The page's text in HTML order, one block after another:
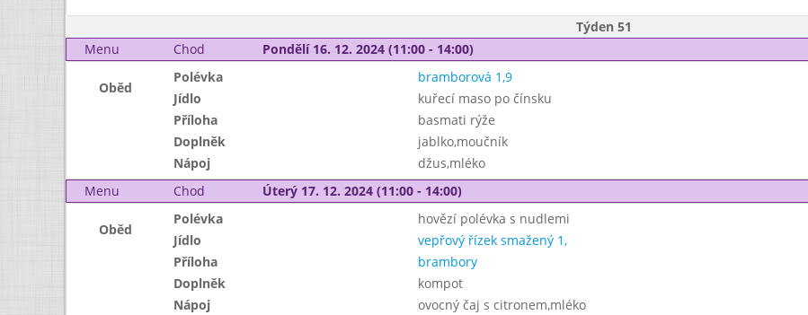
Týden 51
Menu
Chod Pondělí 16. 12. 2024 (11:00 - 14:00)
Oběd
Polévka bramborová 1,9
Jídlo
kuřecí maso po čínsku
Příloha
basmati rýže
Doplněk
jablko,moučník
Nápoj
džus,mléko
Menu
Chod Úterý 17. 12. 2024 (11:00 - 14:00)
Oběd
Polévka hovězí polévka s nudlemi
Jídlo
vepřový řízek smažený 1,
Příloha
brambory
Doplněk
kompot
Nápoj
ovocný čaj s citronem,mléko